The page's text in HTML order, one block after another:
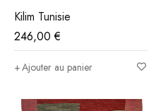
Kilim Tunisie
246,00€
Ajouter au panier